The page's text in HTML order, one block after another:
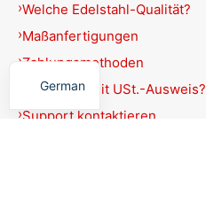
Welche Edelstahl-Qualität?
Maßanfertigungen
Zahlungsmethoden
Rechnung mit USt.-Ausweis?
Support kontaktieren
German
English